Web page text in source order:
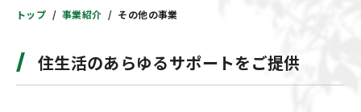
ニュース＆レポート
トップ 事業紹介 その他の事業
住生活のあらゆるサポートをご提供